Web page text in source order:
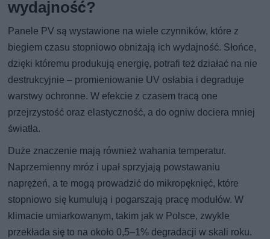
wydajność?
Panele PV są wystawione na wiele czynników, które z
biegiem czasu stopniowo obniżają ich wydajność. Słońce,
dzięki któremu produkują energię, potrafi też działać na nie
destrukcyjnie – promieniowanie UV osłabia i degraduje
warstwy ochronne. W efekcie z czasem tracą one
przejrzystość oraz elastyczność, a do ogniw dociera mniej
światła.
Duże znaczenie mają również wahania temperatur.
Naprzemienny mróz i upał sprzyjają powstawaniu
naprężeń, a te mogą prowadzić do mikropęknięć, które
stopniowo się kumulują i pogarszają pracę modułów. W
klimacie umiarkowanym, takim jak w Polsce, zwykle
przekłada się to na około 0,5–1% degradacji w skali roku.